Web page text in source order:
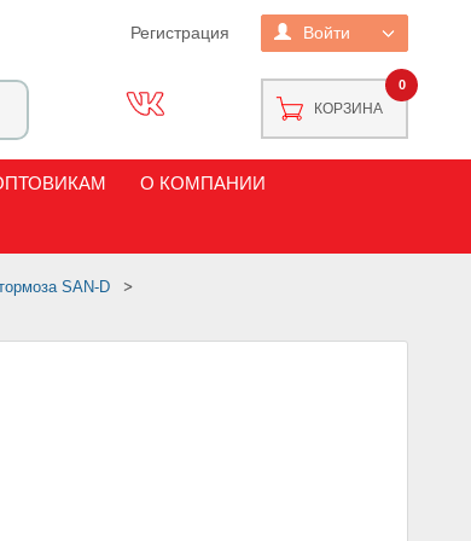
Регистрация Войти
0
КОРЗИНА
О КОМПАНИИ
SAN-D